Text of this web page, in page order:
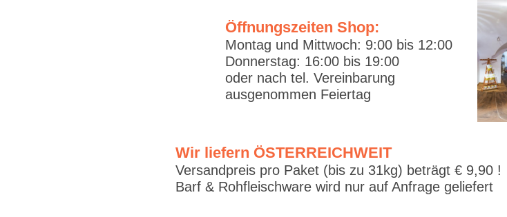
Öffnungszeiten Shop:
Montag und Mittwoch: 9:00 bis 12:00
Donnerstag: 16:00 bis 19:00
oder nach tel. Vereinbarung
ausgenommen Feiertag
Wir liefern ÖSTERREICHWEIT
Versandpreis pro Paket (bis zu 31kg) beträgt € 9,90 !
Barf & Rohfleischware wird nur auf Anfrage geliefert